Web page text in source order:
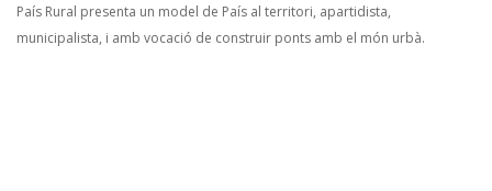
País Rural presenta un model de País al territori, apartidista,
municipalista, i amb vocació de construir ponts amb el món urbà.